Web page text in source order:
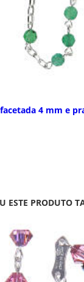
4 mm e
ESTE PRODUTO